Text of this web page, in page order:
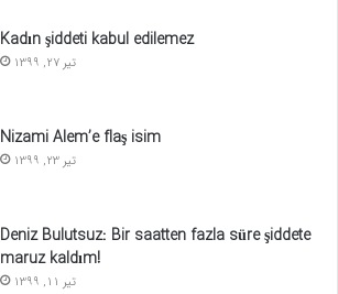
Kadın şiddeti kabul edilemez
تیر 27, 1399
Nizami Alem’e flaş isim
تیر 23, 1399
Deniz Bulutsuz: Bir saatten fazla süre şiddete
maruz kaldım!
تیر 11, 1399